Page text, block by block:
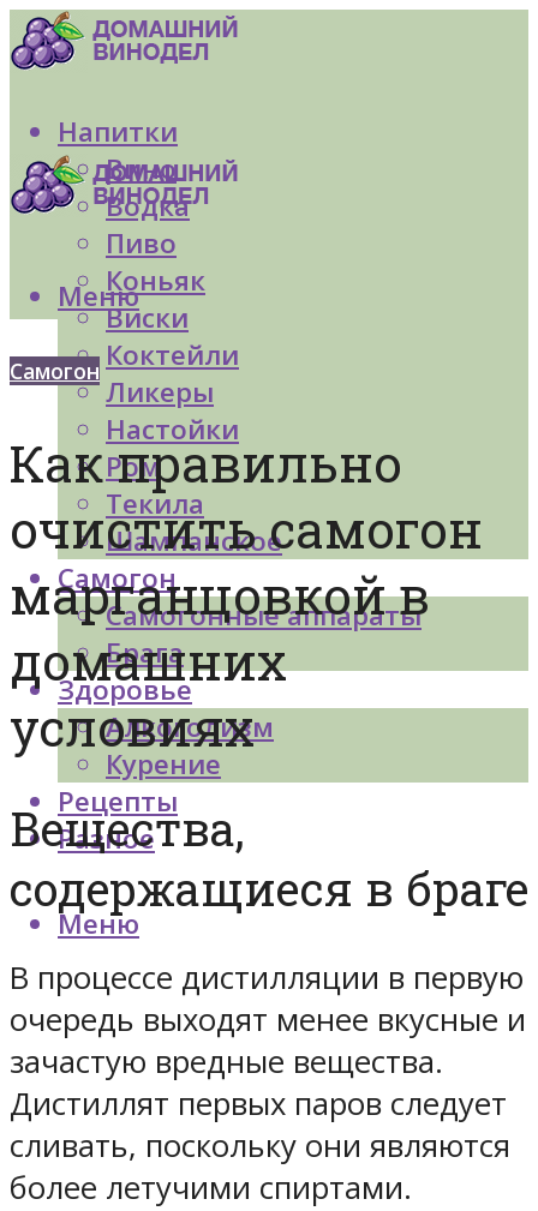
Напитки
Вино
Водка
Пиво
Коньяк
Виски
Коктейли
Ликеры
Настойки
Ром
Текила
Шампанское
Самогон
Самогонные аппараты
Брага
Здоровье
Алкоголизм
Курение
Рецепты
Разное
Меню
Меню
Самогон
Как правильно
очистить самогон
марганцовкой в
домашних
условиях
Вещества,
содержащиеся в браге
В процессе дистилляции в первую
очередь выходят менее вкусные и
зачастую вредные вещества.
Дистиллят первых паров следует
сливать, поскольку они являются
более летучими спиртами.